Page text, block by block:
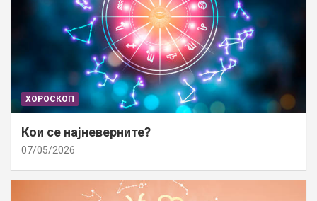
ХОРОСКОП
Кои се најневерните?
07/05/2026